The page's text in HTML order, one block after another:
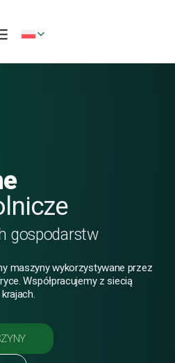
gospodarstw
maszyny wykorzystywane przez
Współpracujemy z siecią